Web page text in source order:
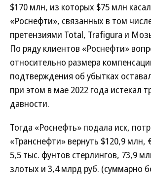
$170 млн, из которых $75 млн
«Роснефти», связанных в том
претензиями Total, Trafigura и
По ряду клиентов «Роснефти»
относительно размера
подтверждения об убытках
при этом в мае 2022 года истекал
давности.
Тогда «Роснефть» подала иск,
«Транснефти» вернуть $120,9 млн,
5,5 тыс. фунтов стерлингов, 73,9
злотых и 3,4 млрд руб. (суммарно